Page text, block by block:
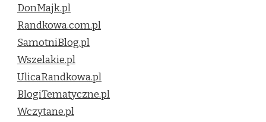
DonMajk.pl
Randkowa.com.pl
SamotniBlog.pl
Wszelakie.pl
UlicaRandkowa.pl
BlogiTematyczne.pl
Wczytane.pl